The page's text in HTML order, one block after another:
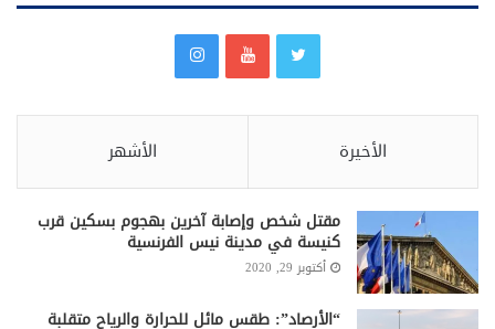
الأخيرة الأشهر
مقتل شخص وإصابة آخرين بهجوم بسكين قرب
كنيسة في مدينة نيس الفرنسية
أكتوبر 29, 2020
“الأرصاد”: طقس مائل للحرارة والرياح متقلبة